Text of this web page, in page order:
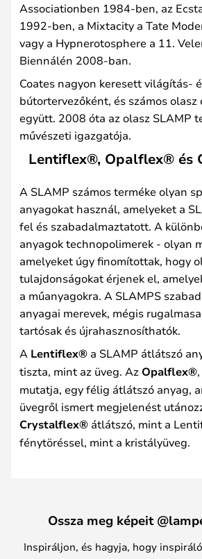
Associationben 1984-ben, az
1992-ben, a Mixtacity a Tate
vagy a Hypnerotosphere a 11.
Biennálén 2008-ban.
Coates nagyon keresett világítás-
bútortervezőként, és számos
együtt. 2008 óta az olasz SLAMP
művészeti igazgatója.
Lentiflex®, Opalflex® és
A SLAMP számos terméke olyan
anyagokat használ, amelyeket a
fel és szabadalmaztatott. A
anyagok technopolimerek - olyan
amelyeket úgy finomítottak, hogy
tulajdonságokat érjenek el,
a műanyagokra. A SLAMPS
anyagai merevek, mégis
tartósak és újrahasznosíthatók.
A Lentiflex® a SLAMP átlátszó
tiszta, mint az üveg. Az Opalflex®
mutatja, egy félig átlátszó anyag,
üvegről ismert megjelenést
Crystalflex® átlátszó, mint a
fénytöréssel, mint a kristályüveg.
Ossza meg képeit
Inspiráljon, és hagyja, hogy